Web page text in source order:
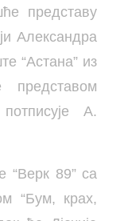
представу
Александра
“Астана” из
представом
А.
“Верк 89” са
“Бум, крах,